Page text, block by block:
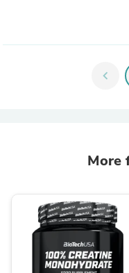
chevron_left
More